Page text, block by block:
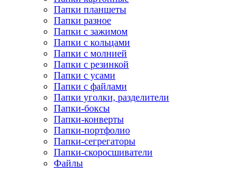
Папки планшеты
Папки разное
Папки с зажимом
Папки с кольцами
Папки с молнией
Папки с резинкой
Папки с усами
Папки с файлами
Папки уголки, разделители
Папки-боксы
Папки-конверты
Папки-портфолио
Папки-сегрегаторы
Папки-скоросшиватели
Файлы